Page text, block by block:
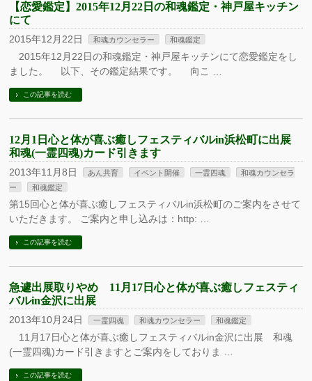
【恋愛鑑定】2015年12月22日の和魂鑑定・神戸屋キッチン
にて
2015年12月22日 和魂カウンセラー 和魂鑑定
2015年12月22日の和魂鑑定・神戸屋キッチンにて恋愛鑑定をし
ました。 以下、その鑑定結果です。 向こ …
この記事を読む
12月1日心と体が喜ぶ癒しフェスティバルin浜松町に出展
和魂(一霊四魂)カード引きます
2013年11月8日 あん共育 イベント開催 一霊四魂
和魂カウンセラ
ー
和魂鑑定
第15回心と体が喜ぶ癒しフェスティバルin浜松町のご案内をさせて
いただきます。 ご案内と申し込みは：http: …
この記事を読む
急遽出展取りやめ 11月17日心と体が喜ぶ癒しフェスティ
バルin金沢に出展
2013年10月24日 一霊四魂 和魂カウンセラー 和魂鑑定
11月17日心と体が喜ぶ癒しフェスティバルin金沢に出展 和魂
(一霊四魂)カード引きますとご案内をしておりま …
この記事を読む